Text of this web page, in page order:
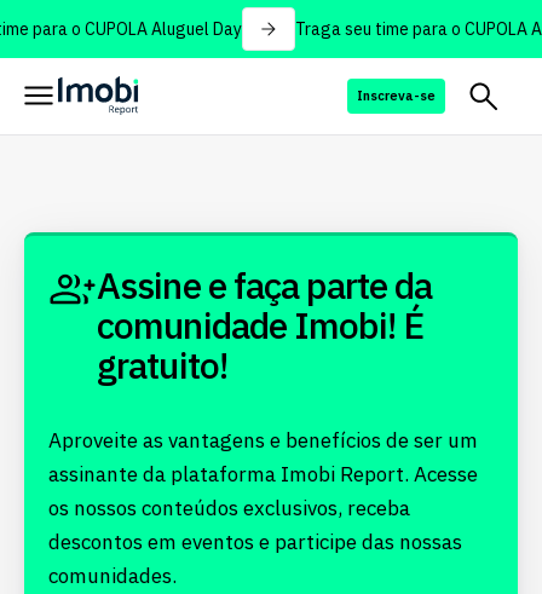
para o CUPOLA Aluguel Day Traga seu time para o CUPOLA
Inscreva-se
Assine e faça parte da
comunidade Imobi! É
gratuito!
Aproveite as vantagens e benefícios de ser um
assinante da plataforma Imobi Report. Acesse
os nossos conteúdos exclusivos, receba
descontos em eventos e participe das nossas
comunidades.